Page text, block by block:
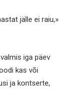
jälle ei raiu,»
iga päev
kas või
ja kontserte,